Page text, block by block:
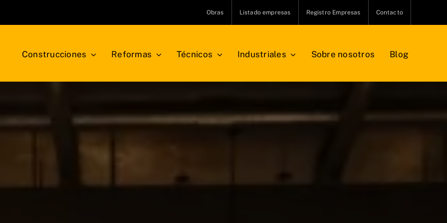
Obras Listado empresas Registro Empresas Contacto
Construcciones Reformas Técnicos Industriales Sobre nosotros Blog